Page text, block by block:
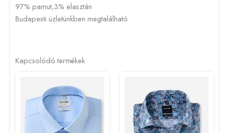
97% pamut,3% elasztán
Budapesti üzletünkben megtalálható
Kapcsolódó termékek